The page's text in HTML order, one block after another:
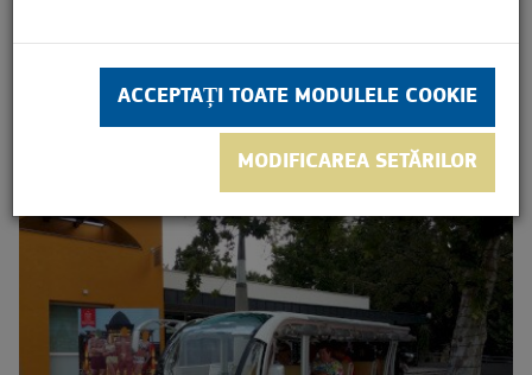
UNDE, CUM
ACCEPTAȚI TOATE MODULELE COOKIE
MODIFICAREA SETĂRILOR